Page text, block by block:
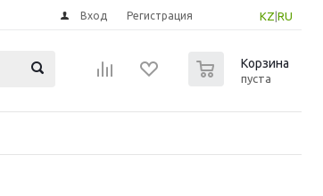
KZ RU
Вход Регистрация
Корзина
пуста